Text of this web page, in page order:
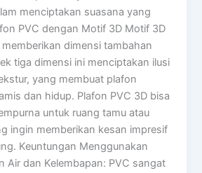
menciptakan suasana yang
PVC dengan Motif 3D Motif 3D
dimensi tambahan
tiga dimensi ini menciptakan ilusi
yang membuat plafon
dan hidup. Plafon PVC 3D bisa
untuk ruang tamu atau
ingin memberikan kesan impresif
Keuntungan Menggunakan
Air dan Kelembapan: PVC sangat